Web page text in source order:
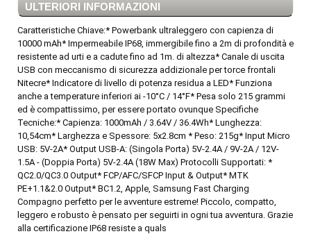
ULTERIORI INFORMAZIONI
Caratteristiche Chiave:* Powerbank ultraleggero con capienza di
10000 mAh* Impermeabile IP68, immergibile fino a 2m di profondità e
resistente ad urti e a cadute fino ad 1m. di altezza* Canale di uscita
USB con meccanismo di sicurezza addizionale per torce frontali
Nitecre* Indicatore di livello di potenza residua a LED* Funziona
anche a temperature inferiori ai -10°C / 14°F* Pesa solo 215 grammi
ed è compattissimo, per essere portato ovunque Specifiche
Tecniche:* Capienza: 1000mAh / 3.64V / 36.4Wh* Lunghezza:
10,54cm* Larghezza e Spessore: 5x2.8cm * Peso: 215g* Input Micro
USB: 5V-2A* Output USB-A: (Singola Porta) 5V-2.4A / 9V-2A / 12V-
1.5A - (Doppia Porta) 5V-2.4A (18W Max) Protocolli Supportati: *
QC2.0/QC3.0 Output* FCP/AFC/SFCP Input & Output* MTK
PE+1.1&2.0 Output* BC1.2, Apple, Samsung Fast Charging
Compagno perfetto per le avventure estreme! Piccolo, compatto,
leggero e robusto è pensato per seguirti in ogni tua avventura. Grazie
alla certificazione IP68 resiste a quals